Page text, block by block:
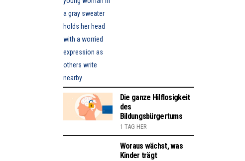
Die ganze Hilflosigkeit
des
Bildungsbürgertums
1 TAG HER
Woraus wächst, was
Kinder trägt